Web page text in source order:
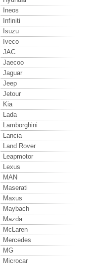
Ineos
Infiniti
Isuzu
Iveco
JAC
Jaecoo
Jaguar
Jeep
Jetour
Kia
Lada
Lamborghini
Lancia
Land Rover
Leapmotor
Lexus
MAN
Maserati
Maxus
Maybach
Mazda
McLaren
Mercedes
MG
Microcar